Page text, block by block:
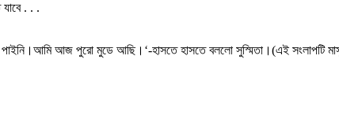
. . .
আজ পুরো মুডে আছি।‘-হাসতে হাসতে বললো সুস্মিতা।(এই সংলাপটি মাসুদ